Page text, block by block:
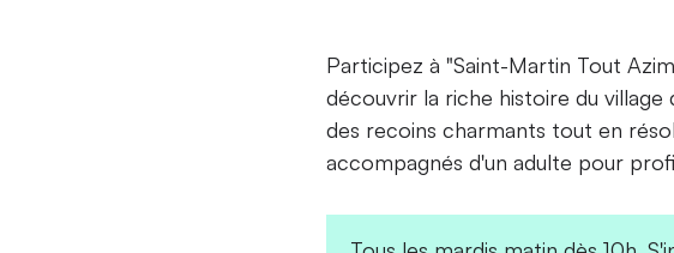
Participez à "Saint-Martin Tout
découvrir la riche histoire du
des recoins charmants tout en
accompagnés d'un adulte pour